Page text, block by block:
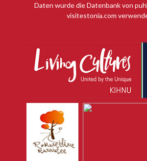
Daten wurde die Datenbank von
visitestonia.com